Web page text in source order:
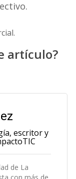
artículo?
escritor y
de La